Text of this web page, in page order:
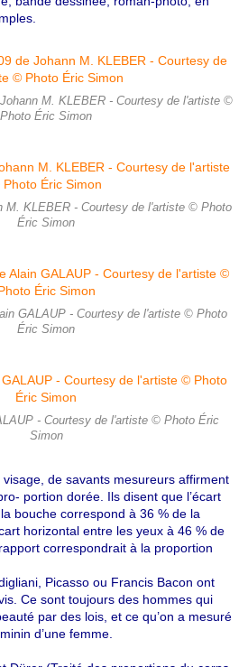
M. KLEBER - Courtesy de l'artiste ©
Photo Éric Simon
M. KLEBER - Courtesy de l'artiste © Photo
Éric Simon
GALAUP - Courtesy de l'artiste © Photo
Éric Simon
- Courtesy de l'artiste © Photo Éric
Simon
de savants mesureurs affirment
portion dorée. Ils disent que l’écart
bouche correspond à 36 % de la
horizontal entre les yeux à 46 % de
correspondrait à la proportion
Picasso ou Francis Bacon ont
Ce sont toujours des hommes qui
par des lois, et ce qu’on a mesuré
d’une femme.